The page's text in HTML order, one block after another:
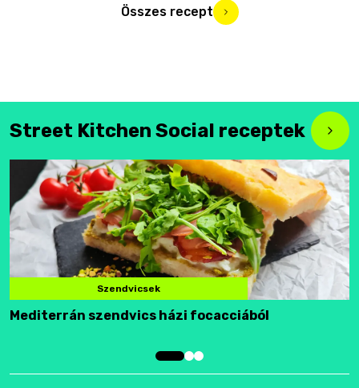
Összes recept
Street Kitchen Social receptek
Szendvicsek
Mediterrán szendvics házi focacciából